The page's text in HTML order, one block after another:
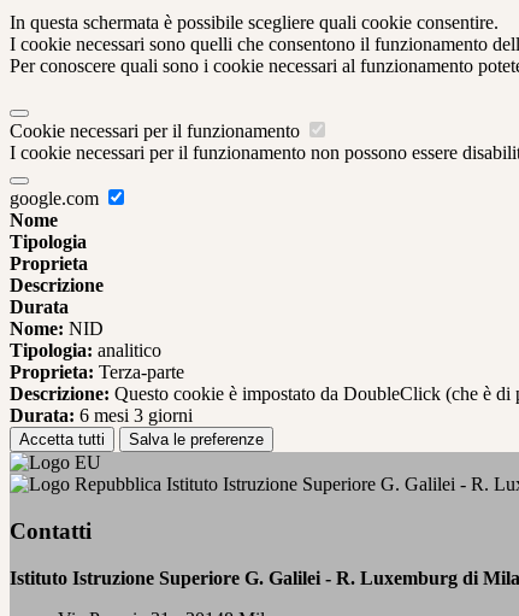
In questa schermata è possibile scegliere quali cookie consentire.
I cookie necessari sono quelli che consentono il funzionamento
Per conoscere quali sono i cookie necessari al funzionamento
Cookie necessari per il funzionamento
I cookie necessari per il funzionamento non possono essere
google.com
Nome
Tipologia
Proprieta
Descrizione
Durata
Nome: NID
Tipologia: analitico
Proprieta: Terza-parte
Descrizione: Questo cookie è impostato da DoubleClick (che è
Durata: 6 mesi 3 giorni
Accetta tutti Salva le preferenze
Istituto Istruzione Superiore G. Galilei - R.
Contatti
Istituto Istruzione Superiore G. Galilei - R. Luxemburg di